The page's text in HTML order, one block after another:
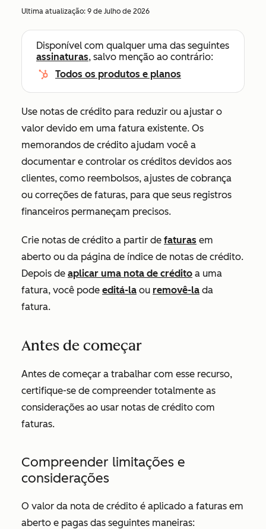
Ultima atualização: 9 de Julho de 2026
Disponível com qualquer uma das seguintes
assinaturas, salvo menção ao contrário:
Todos os produtos e planos
Use notas de crédito para reduzir ou ajustar o
valor devido em uma fatura existente. Os
memorandos de crédito ajudam você a
documentar e controlar os créditos devidos aos
clientes, como reembolsos, ajustes de cobrança
ou correções de faturas, para que seus registros
financeiros permaneçam precisos.
Crie notas de crédito a partir de faturas em
aberto ou da página de índice de notas de crédito.
Depois de aplicar uma nota de crédito a uma
fatura, você pode editá-la ou removê-la da
fatura.
Antes de começar
Antes de começar a trabalhar com esse recurso,
certifique-se de compreender totalmente as
considerações ao usar notas de crédito com
faturas.
Compreender limitações e
considerações
O valor da nota de crédito é aplicado a faturas em
aberto e pagas das seguintes maneiras: